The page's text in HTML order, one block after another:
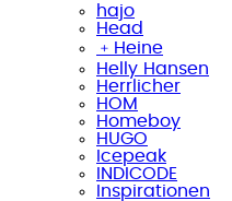
hajo
Head
﹢ Heine
Helly Hansen
Herrlicher
HOM
Homeboy
HUGO
Icepeak
INDICODE
Inspirationen